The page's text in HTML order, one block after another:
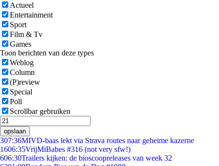
Actueel
Entertainment
Sport
Film & Tv
Games
Toon berichten van deze types
Weblog
Column
(P)review
Special
Poll
Scrollbar gebruiken
opslaan
307:36MIVD-baas lekt via Strava routes naar geheime kazerne
1606:35VrijMiBabes #316 (not very sfw!)
606:30Trailers kijken: de bioscoopreleases van week 32